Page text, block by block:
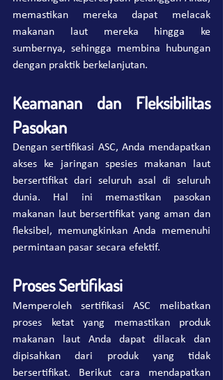
memastikan mereka dapat melacak
makanan laut mereka hingga ke
sumbernya, sehingga membina hubungan
dengan praktik berkelanjutan.
Keamanan dan Fleksibilitas
Pasokan
Dengan sertifikasi ASC, Anda mendapatkan
akses ke jaringan spesies makanan laut
bersertifikat dari seluruh asal di seluruh
dunia. Hal ini memastikan pasokan
makanan laut bersertifikat yang aman dan
fleksibel, memungkinkan Anda memenuhi
permintaan pasar secara efektif.
Proses Sertifikasi
Memperoleh sertifikasi ASC melibatkan
proses ketat yang memastikan produk
makanan laut Anda dapat dilacak dan
dipisahkan dari produk yang tidak
bersertifikat. Berikut cara mendapatkan